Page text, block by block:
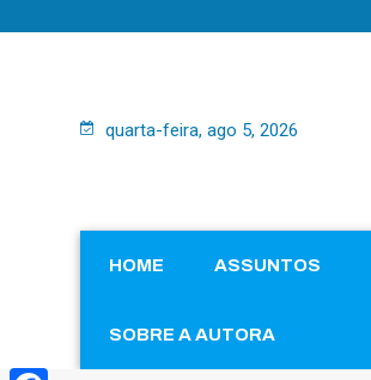
quarta-feira, ago 5, 2026
HOME ASSUNTOS
SOBRE A AUTORA